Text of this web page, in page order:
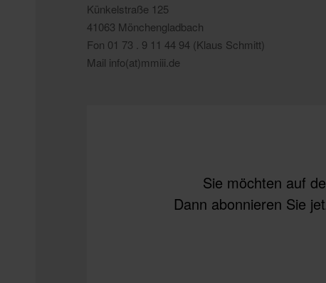
Künkelstraße 125
41063 Mönchengladbach
Fon 01 73 . 9 11 44 94 (Klaus Schmitt)
Mail info(at)mmiii.de
Sie möchten auf
Dann abonnieren Sie